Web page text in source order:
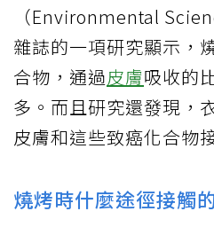
（Environmental
雜誌的一項研究顯示，
合物，通過皮膚吸收的
多。而且研究還發現，
皮膚和這些致癌化合物
燒烤時什麼途徑接觸